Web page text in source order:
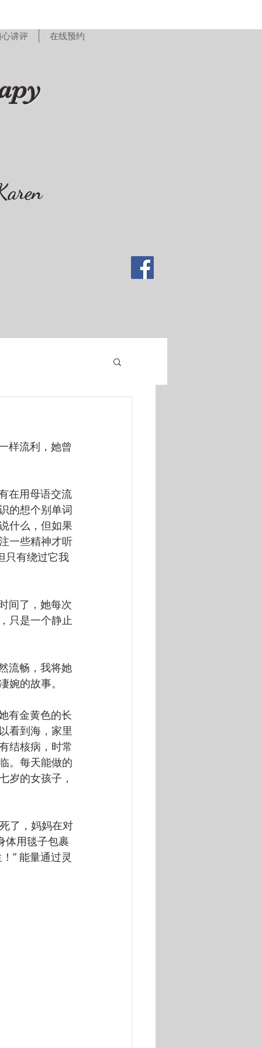
讲评 在线预约
样流利，她曾
在用母语交流
的想个别单词
什么，但如果
一些精神才听
只有绕过它我
间了，她每次
只是一个静止
流畅，我将她
的故事。
有金黄色的长
看到海，家里
结核病，时常
。每天能做的
岁的女孩子，
了，妈妈在对
体用毯子包裹
” 能量通过灵